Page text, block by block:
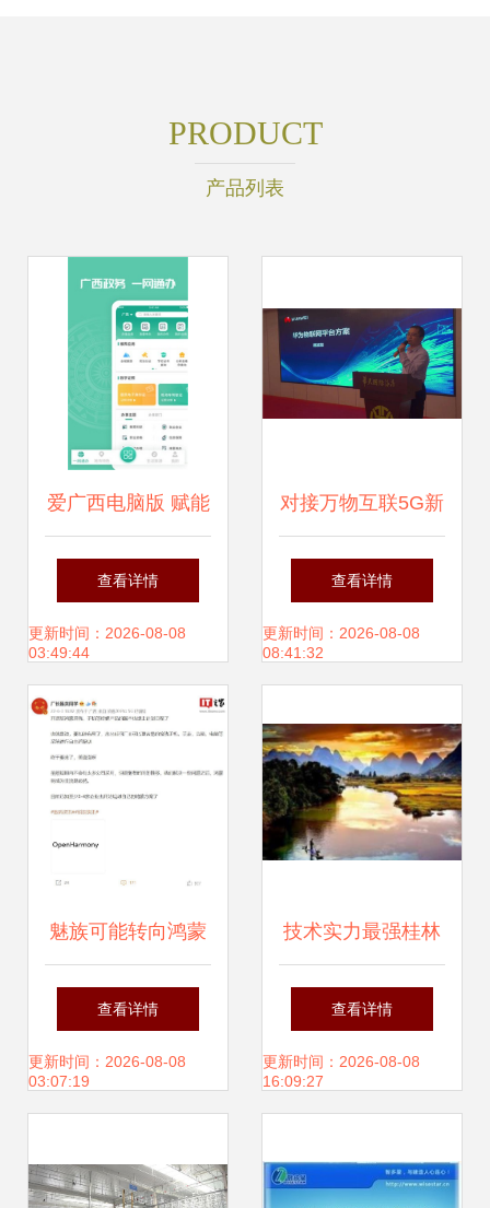
PRODUCT
产品列表
爱广西电脑版 赋能
广西软件开发的新
篇章
查看详情
更新时间：2026-08-08
03:49:44
对接万物互联5G新
时代 广西企业发
布“混沌数据”项
新浪潮
查看详情
更新时间：2026-08-08
08:41:32
魅族可能转向鸿蒙
系统 市场风声与开
发者的视角
查看详情
更新时间：2026-08-08
03:07:19
技术实力最强桂林
APP制作公司 桂林
本地通软件股份公
发新高度
查看详情
更新时间：2026-08-08
16:09:27